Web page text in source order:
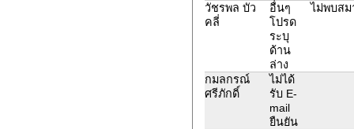
วัชรพล บัว
คลี่
อื่นๆ
โปรด
ระบุ
ด้าน
ล่าง
ไม่พบสม
กมลกรณ์
ศรีภักดิ์
ไม่ได้
รับ E-
mail
ยืนยัน